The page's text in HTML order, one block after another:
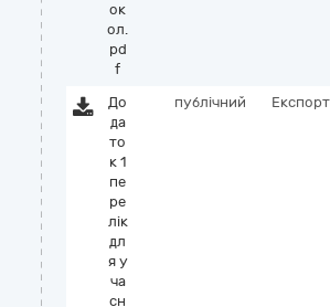
ок
ол.
pd
f
До
да
то
к 1
пе
ре
лік
дл
я у
ча
сн
публічний